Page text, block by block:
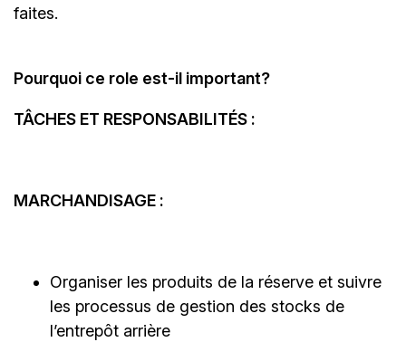
faites.
Pourquoi ce role est-il important?
TÂCHES ET RESPONSABILITÉS :
MARCHANDISAGE :
Organiser les produits de la réserve et suivre
les processus de gestion des stocks de
l’entrepôt arrière